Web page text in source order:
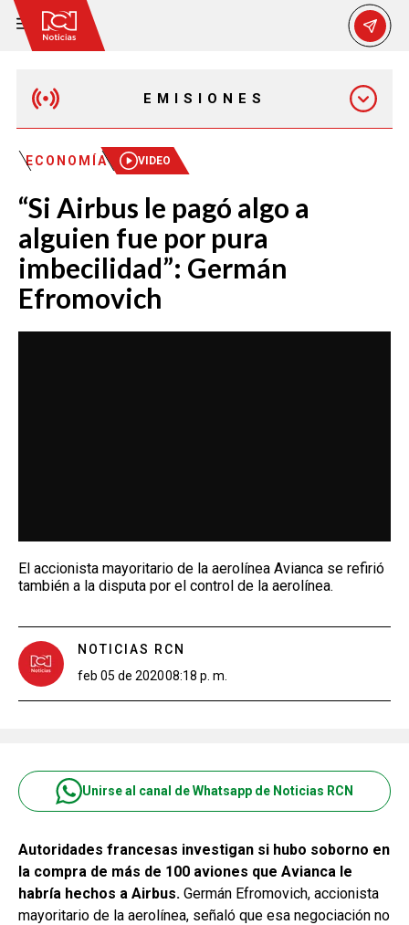
EMISIONES
EMISIÓN 12:30 PM
EMISIÓN 7:00 PM
ECONOMÍA VIDEO
“Si Airbus le pagó algo a
alguien fue por pura
imbecilidad”: Germán
Efromovich
El accionista mayoritario de la aerolínea Avianca se refirió
también a la disputa por el control de la aerolínea.
NOTICIAS RCN
feb 05 de 202008:18 p. m.
Unirse al canal de Whatsapp de Noticias RCN
Autoridades francesas investigan si hubo soborno en
la compra de más de 100 aviones que Avianca le
habría hechos a Airbus. Germán Efromovich, accionista
mayoritario de la aerolínea, señaló que esa negociación no